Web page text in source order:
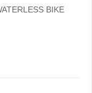
BIKE